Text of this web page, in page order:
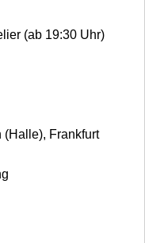
(ab 19:30 Uhr)
(Halle), Frankfurt